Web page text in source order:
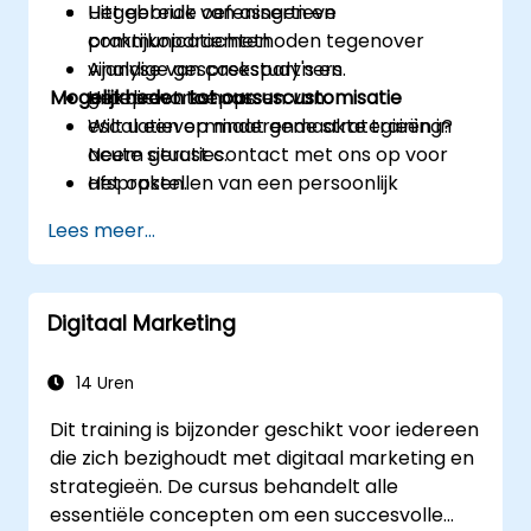
Het gebruik van assertieve
communicatiemethoden tegenover
vijandige gesprekspartners.
Het direct toepassen van
escalatieverminderende strategieën in
acute situaties.
Het opstellen van een persoonlijk
Uitgebreide oefeningen en
praktijkopdrachten.
Analyse van casestudy's en
groepsworkshops.
Mogelijkheden tot cursuscustomisatie
Wilt u een op maat gemaakte training?
Neem gerust contact met ons op voor
afspraken.
Lees meer...
Digitaal Marketing
14 Uren
Dit training is bijzonder geschikt voor iedereen
die zich bezighoudt met digitaal marketing en
strategieën. De cursus behandelt alle
essentiële concepten om een succesvolle